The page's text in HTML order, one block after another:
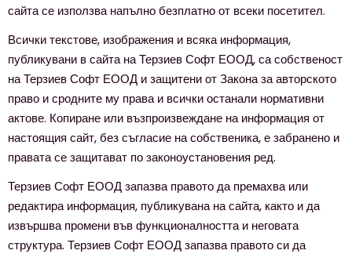
сайта се използва напълно безплатно от всеки посетител.
Всички текстове, изображения и всяка информация,
публикувани в сайта на Терзиев Софт ЕООД, са собственост
на Терзиев Софт ЕООД и защитени от Закона за авторското
право и сродните му права и всички останали нормативни
актове. Копиране или възпроизвеждане на информация от
настоящия сайт, без съгласие на собственика, е забранено и
правата се защитават по законоустановения ред.
Терзиев Софт ЕООД запазва правото да премахва или
редактира информация, публикувана на сайта, както и да
извършва промени във функционалността и неговата
структура. Терзиев Софт ЕООД запазва правото си да